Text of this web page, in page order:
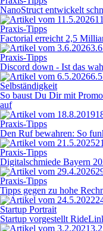
NanoStruct entwickelt
Praxis-Tipps
Factorial erreicht 2,5
Praxis-Tipps
Discord down - Ist das
Selbständigkeit
So baust Du Dir mit
auf
Praxis-Tipps
Den Ruf bewahren: So
Praxis-Tipps
Digitalschmiede Bayern
Praxis-Tipps
Tipps gegen zu hohe
Startup Portrait
Startup vorgestellt